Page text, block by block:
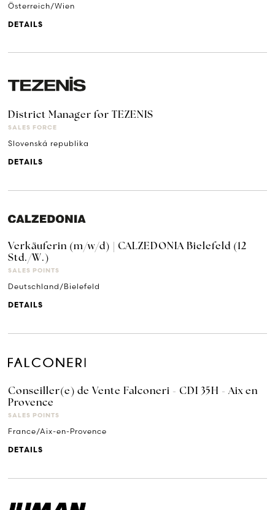
Österreich/Wien
DETAILS
District Manager for TEZENIS
SALES FORCE
Slovenská republika
DETAILS
Verkäuferin (m/w/d) | CALZEDONIA Bielefeld (12
Std./W.)
SALES POINTS
Deutschland/Bielefeld
DETAILS
Conseiller(e) de Vente Falconeri - CDI 35H - Aix en
Provence
SALES POINTS
France/Aix-en-Provence
DETAILS